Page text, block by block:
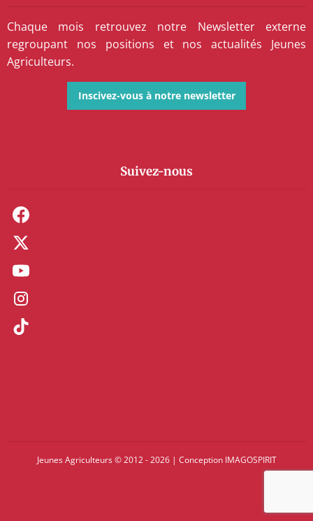
Chaque mois retrouvez notre Newsletter externe
regroupant nos positions et nos actualités Jeunes
Agriculteurs.
Inscivez-vous à notre newsletter
Suivez-nous
Jeunes Agriculteurs © 2012 - 2026 | Conception IMAGOSPIRIT